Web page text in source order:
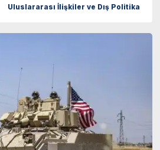
Uluslararası İlişkiler ve Dış Politika